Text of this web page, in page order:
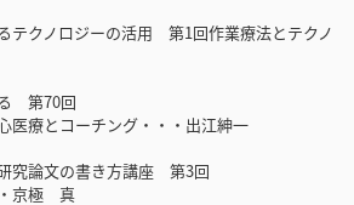
クノロジーの活用 第1回作業療法とテクノ
第70回
医療とコーチング・・・出江紳一
論文の書き方講座 第3回
京極 真